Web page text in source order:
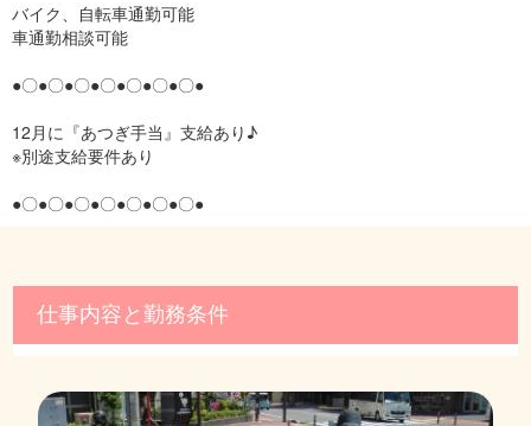
バイク、自転車通勤可能
車通勤相談可能
●〇●〇●〇●〇●〇●〇●〇●
12月に『あつぎ手当』支給あり♪
※別途支給要件あり
●〇●〇●〇●〇●〇●〇●〇●
仕事内容と勤務条件